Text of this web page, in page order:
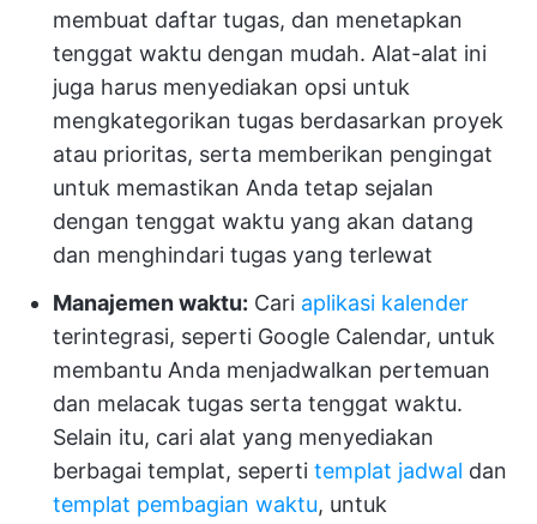
membuat daftar tugas, dan menetapkan
tenggat waktu dengan mudah. Alat-alat ini
juga harus menyediakan opsi untuk
mengkategorikan tugas berdasarkan proyek
atau prioritas, serta memberikan pengingat
untuk memastikan Anda tetap sejalan
dengan tenggat waktu yang akan datang
dan menghindari tugas yang terlewat
Manajemen waktu: Cari aplikasi kalender
terintegrasi, seperti Google Calendar, untuk
membantu Anda menjadwalkan pertemuan
dan melacak tugas serta tenggat waktu.
Selain itu, cari alat yang menyediakan
berbagai templat, seperti templat jadwal dan
templat pembagian waktu, untuk